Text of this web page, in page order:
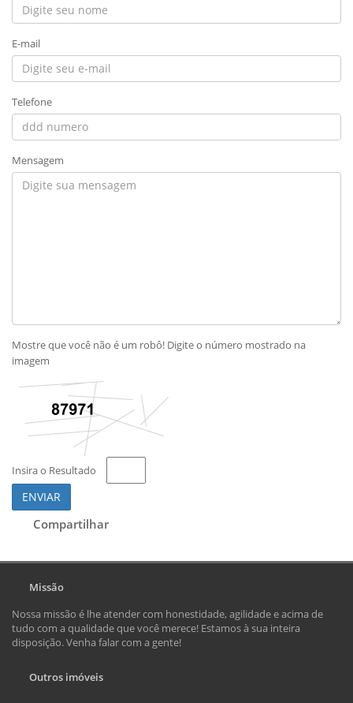
E-mail
Telefone
Mensagem
Mostre que você não é um robô! Digite o número mostrado na
imagem
Insira o Resultado
ENVIAR
Compartilhar
Missão
Nossa missão é lhe atender com honestidade, agilidade e acima de
tudo com a qualidade que você merece! Estamos à sua inteira
disposição. Venha falar com a gente!
Outros imóveis